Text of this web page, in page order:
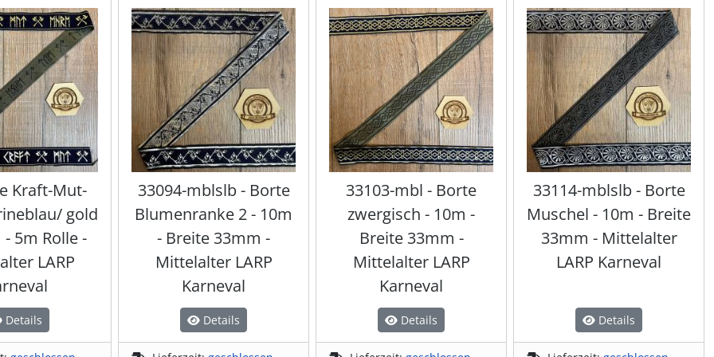
Kraft-Mut-
gold
5m Rolle -
LARP
Details
33094-mblslb - Borte
Blumenranke 2 - 10m
- Breite 33mm -
Mittelalter LARP
Karneval
Details
33103-mbl - Borte
zwergisch - 10m -
Breite 33mm -
Mittelalter LARP
Karneval
Details
33114-mblslb - Borte
Muschel - 10m - Breite
33mm - Mittelalter
LARP Karneval
Details